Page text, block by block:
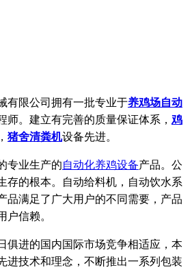
限公司拥有一批专业于养鸡场自动
师。建立有完善的质量保证体系， 鸡
猪舍清粪机设备先进。
业生产的自动化养鸡设备产品。公
存的根本。自动给料机，自动饮水系
品满足了广大用户的不同需要，产品
户信赖。
进的国内国际市场竞争相适应，本
进技术和理念，不断推出一系列包装